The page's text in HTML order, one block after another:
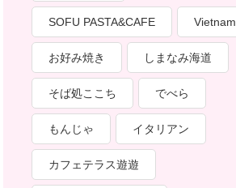
SOFU PASTA&CAFE Vietnam
お好み焼き しまなみ海道
そば処ここち でべら
もんじゃ イタリアン
カフェテラス遊遊